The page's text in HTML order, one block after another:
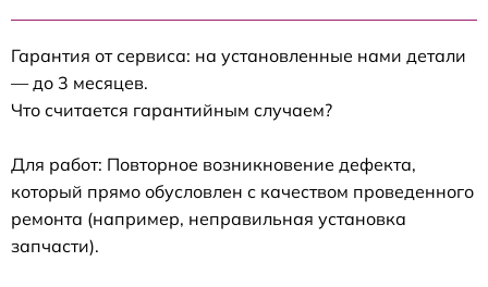
Гарантия от сервиса: на установленные нами детали
— до 3 месяцев.
Что считается гарантийным случаем?
Для работ: Повторное возникновение дефекта,
который прямо обусловлен с качеством проведенного
ремонта (например, неправильная установка
запчасти).